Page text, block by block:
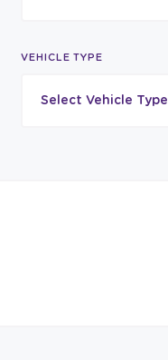
VEHICLE TYPE
Select Vehicle Type